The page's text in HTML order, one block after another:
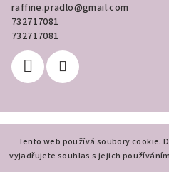
Tento web používá soubory cookie.
vyjadřujete souhlas s jejich
raffine.pradlo@gmail.com
732717081
732717081
Vytvořil